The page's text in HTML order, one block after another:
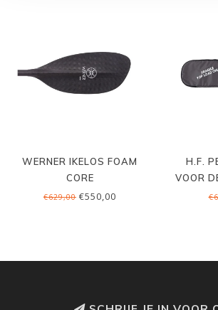
WERNER IKELOS FOAM
CORE
€629,00 €550,00
H.F.
VOOR